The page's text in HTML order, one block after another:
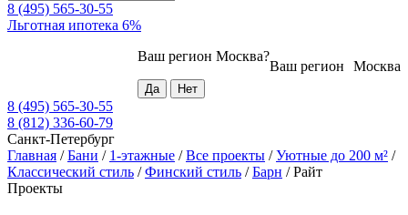
8 (495) 565-30-55
Льготная ипотека 6%
Москва
Ваш регион
Ваш регион Москва?
8 (495) 565-30-55
8 (812) 336-60-79
Санкт-Петербург
Главная /Бани / 1-этажные /Все проекты /Уютные до 200 м² /
Классический стиль /Финский стиль /Барн /Райт
Проекты